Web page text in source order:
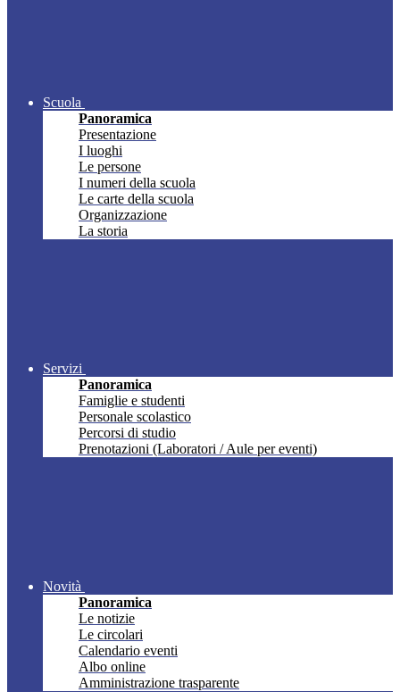
Scuola
Panoramica
Presentazione
I luoghi
Le persone
I numeri della scuola
Le carte della scuola
Organizzazione
La storia
Servizi
Panoramica
Famiglie e studenti
Personale scolastico
Percorsi di studio
Prenotazioni (Laboratori / Aule per eventi)
Novità
Panoramica
Le notizie
Le circolari
Calendario eventi
Albo online
Amministrazione trasparente